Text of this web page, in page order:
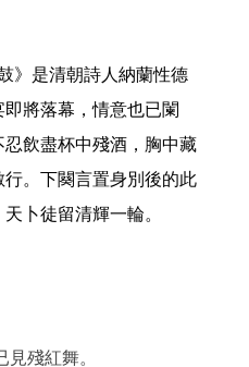
將落幕，情意也已闌
飲盡杯中殘酒，胸中藏
。下闋言置身別後的此
卜徒留清輝一輪。
殘紅舞。